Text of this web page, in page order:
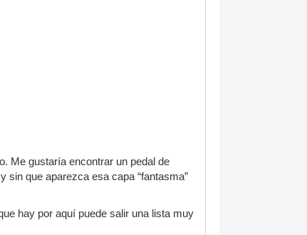
Me gustaría encontrar un pedal de
sin que aparezca esa capa “fantasma”
hay por aquí puede salir una lista muy